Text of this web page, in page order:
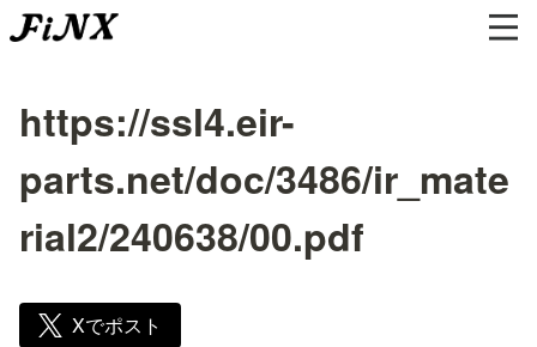
https://ssl4.eir-
parts.net/doc/3486/ir_mate
rial2/240638/00.pdf
Xでポスト